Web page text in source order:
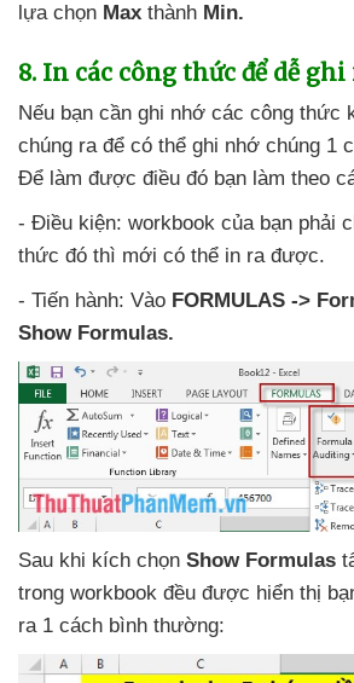
lựa chọn Max thành Min.
8. In các công thức để dễ ghi
Nếu bạn cần ghi nhớ các công thức
chúng ra để có thể ghi nhớ chúng 1
Để làm được điều đó bạn làm theo
- Điều kiện: workbook của bạn phải
thức đó thì mới có thể in ra được.
- Tiến hành: Vào FORMULAS ->
Show Formulas.
Sau khi kích chọn Show Formulas
trong workbook đều được hiển thị
ra 1 cách bình thường: